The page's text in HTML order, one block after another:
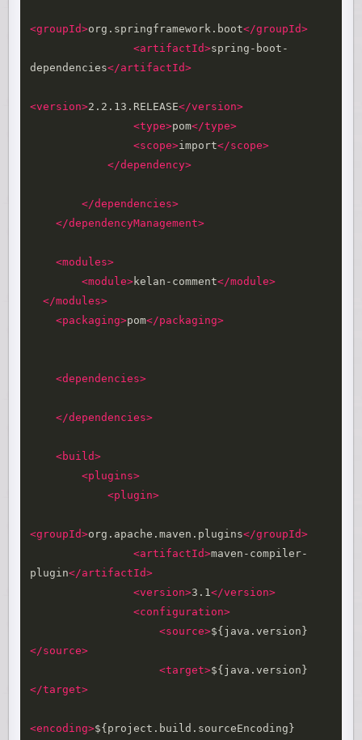
<groupId>org.springframework.boot</groupId>
<artifactId>spring-boot-
dependencies</artifactId>
<version>2.2.13.RELEASE</version>
<type>pom</type>
<scope>import</scope>
</dependency>
</dependencies>
</dependencyManagement>
<modules>
<module>kelan-comment</module>
</modules>
<packaging>pom</packaging>
<dependencies>
</dependencies>
<build>
<plugins>
<plugin>
<groupId>org.apache.maven.plugins</groupId>
<artifactId>maven-compiler-
plugin</artifactId>
<version>3.1</version>
<configuration>
<source>${java.version}
</source>
<target>${java.version}
</target>
<encoding>${project.build.sourceEncoding}